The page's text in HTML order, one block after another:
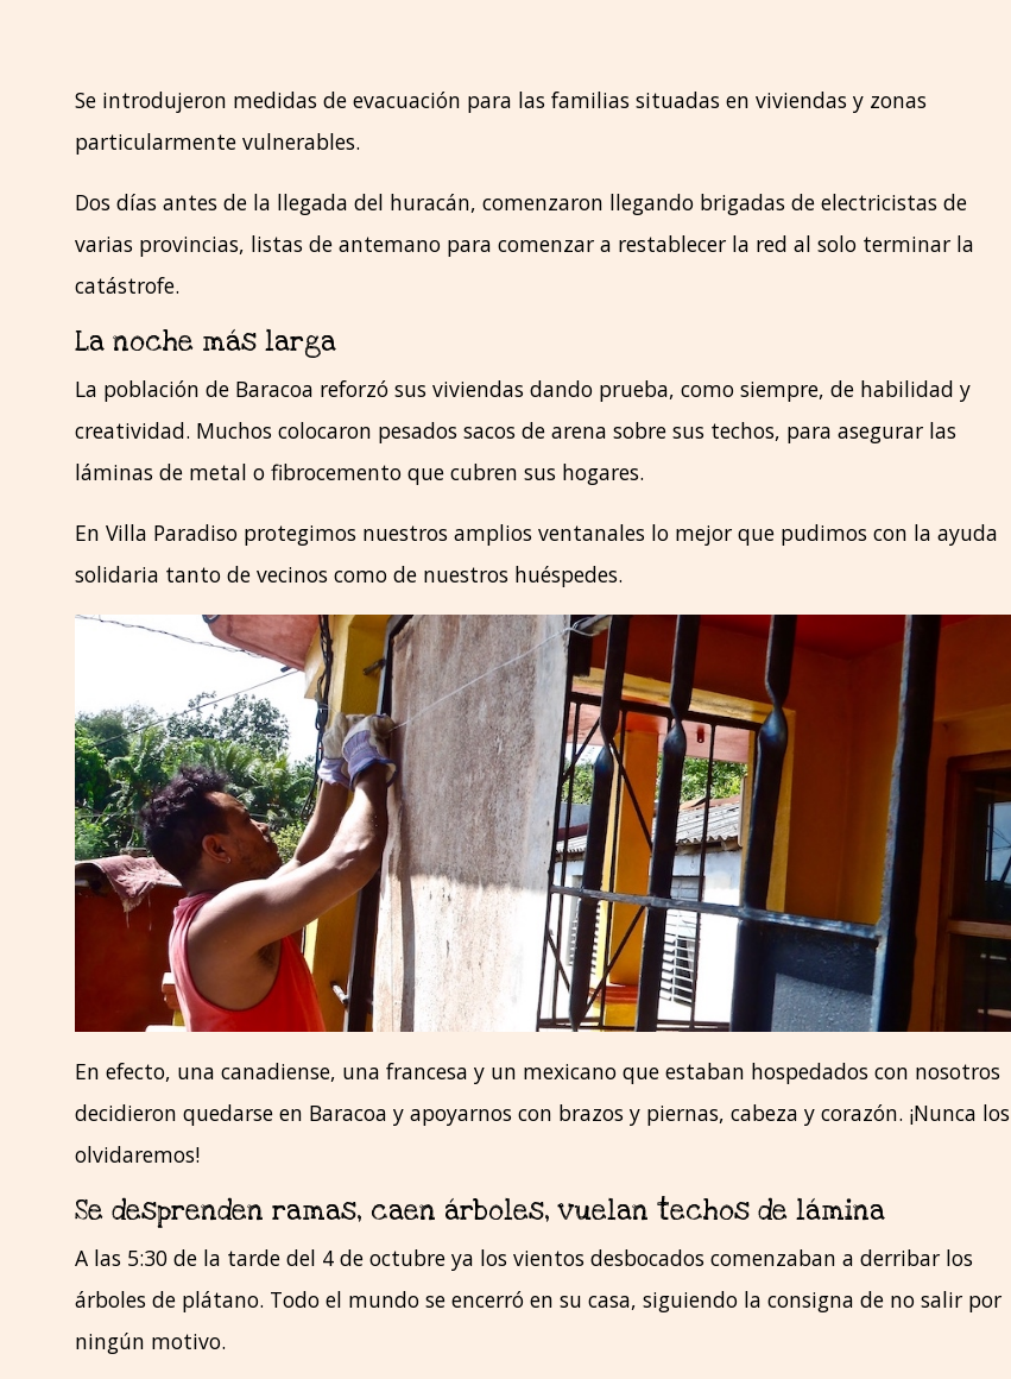
Se introdujeron medidas de evacuación para las familias situadas en viviendas y zonas
particularmente vulnerables.
Dos días antes de la llegada del huracán, comenzaron llegando brigadas de electricistas de
varias provincias, listas de antemano para comenzar a restablecer la red al solo terminar la
catástrofe.
La noche más larga
La población de Baracoa reforzó sus viviendas dando prueba, como siempre, de habilidad y
creatividad. Muchos colocaron pesados sacos de arena sobre sus techos, para asegurar las
láminas de metal o fibrocemento que cubren sus hogares.
En Villa Paradiso protegimos nuestros amplios ventanales lo mejor que pudimos con la ayuda
solidaria tanto de vecinos como de nuestros huéspedes.
En efecto, una canadiense, una francesa y un mexicano que estaban hospedados con nosotros
decidieron quedarse en Baracoa y apoyarnos con brazos y piernas, cabeza y corazón. ¡Nunca los
olvidaremos!
Se desprenden ramas, caen árboles, vuelan techos de lámina
A las 5:30 de la tarde del 4 de octubre ya los vientos desbocados comenzaban a derribar los
árboles de plátano. Todo el mundo se encerró en su casa, siguiendo la consigna de no salir por
ningún motivo.